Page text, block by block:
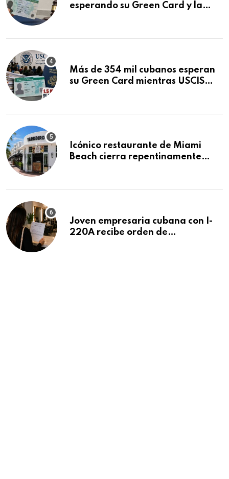
esperando su Green Card y la
Más de 354 mil cubanos esperan
su Green Card mientras USCIS
Icónico restaurante de Miami
Beach cierra repentinamente
Joven empresaria cubana con I-
220A recibe orden de